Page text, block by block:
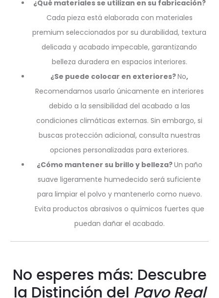
¿Qué materiales se utilizan en su fabricación?
Cada pieza está elaborada con materiales
premium seleccionados por su durabilidad, textura
delicada y acabado impecable, garantizando
belleza duradera en espacios interiores.
¿Se puede colocar en exteriores?No,
Recomendamos usarlo únicamente en interiores
debido a la sensibilidad del acabado a las
condiciones climáticas externas. Sin embargo, si
buscas protección adicional, consulta nuestras
opciones personalizadas para exteriores.
¿Cómo mantener su brillo y belleza?Un paño
suave ligeramente humedecido será suficiente
para limpiar el polvo y mantenerlo como nuevo.
Evita productos abrasivos o químicos fuertes que
puedan dañar el acabado.
No esperes más: Descubre
la Distinción del Pavo Real